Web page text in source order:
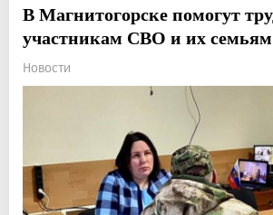
В Магнитогорске помогут
участникам СВО и их семьям
Новости